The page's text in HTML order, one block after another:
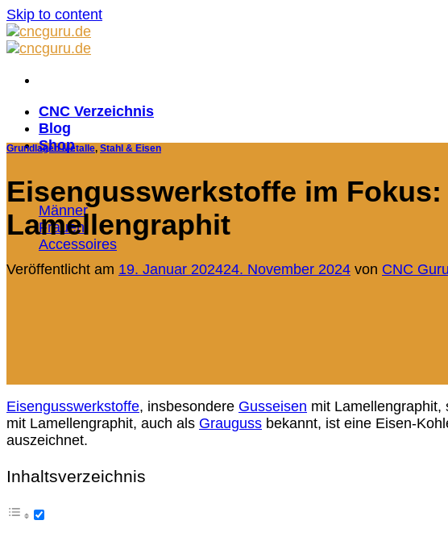
Skip to content
CNC Verzeichnis
Blog
Shop
Männer
Frauen
Accessoires
Grundlagen Metalle, Stahl & Eisen
Eisengusswerkstoffe im
Lamellengraphit
Veröffentlicht am 19. Januar 202424. November 2024 von CNC Guru
Eisengusswerkstoffe, insbesondere Gusseisen mit Lamellengraphit,
mit Lamellengraphit, auch als Grauguss bekannt, ist eine Eisen-
auszeichnet.
Inhaltsverzeichnis